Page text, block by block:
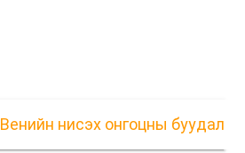
Венийн нисэх онгоцны буудал